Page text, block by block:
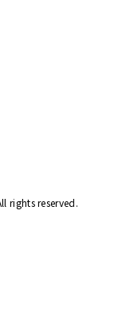
rights reserved.